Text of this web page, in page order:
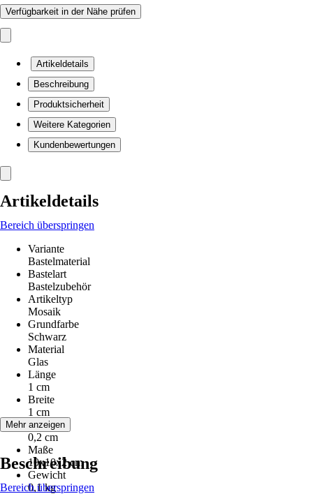
Verfügbarkeit in der Nähe prüfen
Artikeldetails
Beschreibung
Produktsicherheit
Weitere Kategorien
Kundenbewertungen
Artikeldetails
Bereich überspringen
Variante
Bastelmaterial
Bastelart
Bastelzubehör
Artikeltyp
Mosaik
Grundfarbe
Schwarz
Material
Glas
Länge
1 cm
Breite
1 cm
Höhe
0,2 cm
Maße
10x10x2 cm
Gewicht
0,1 kg
Mehr anzeigen
Beschreibung
Bereich überspringen